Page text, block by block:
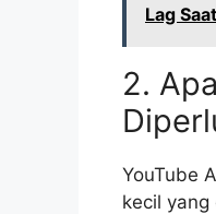
Lag
2.
YouTube
kecil